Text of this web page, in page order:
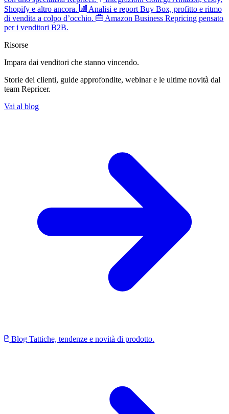
Shopify e altro ancora.
Analisi e report Buy Box, profitto e ritmo
di vendita a colpo d’occhio.
Amazon Business Repricing pensato
per i venditori B2B.
Risorse
Impara dai venditori che stanno vincendo.
Storie dei clienti, guide approfondite, webinar e le ultime novità dal
team Repricer.
Vai al blog
Blog Tattiche, tendenze e novità di prodotto.